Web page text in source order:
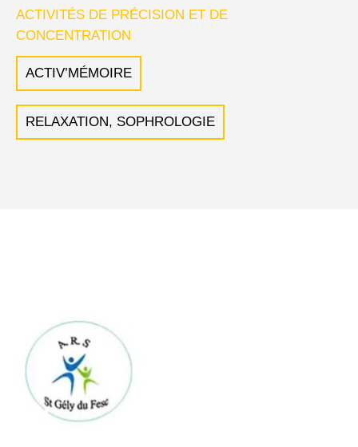
ACTIVITÉS DE PRÉCISION ET DE
CONCENTRATION
ACTIV’MÉMOIRE
RELAXATION, SOPHROLOGIE